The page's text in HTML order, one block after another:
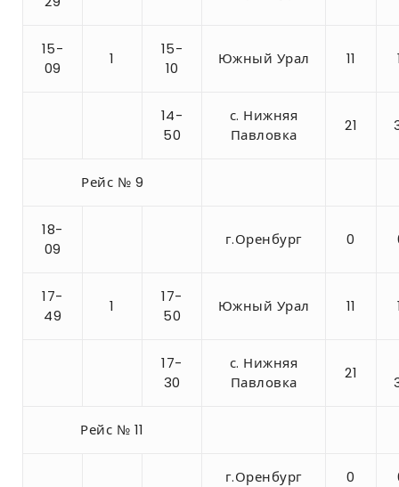
15-
09
1
15-
10
Южный Урал 11
14-
50
с. Нижняя
Павловка
21
Рейс № 9
18-
09
г.Оренбург 0
17-
49
1
17-
50
Южный Урал 11
17-
30
с. Нижняя
Павловка
21
Рейс № 11
г.Оренбург 0